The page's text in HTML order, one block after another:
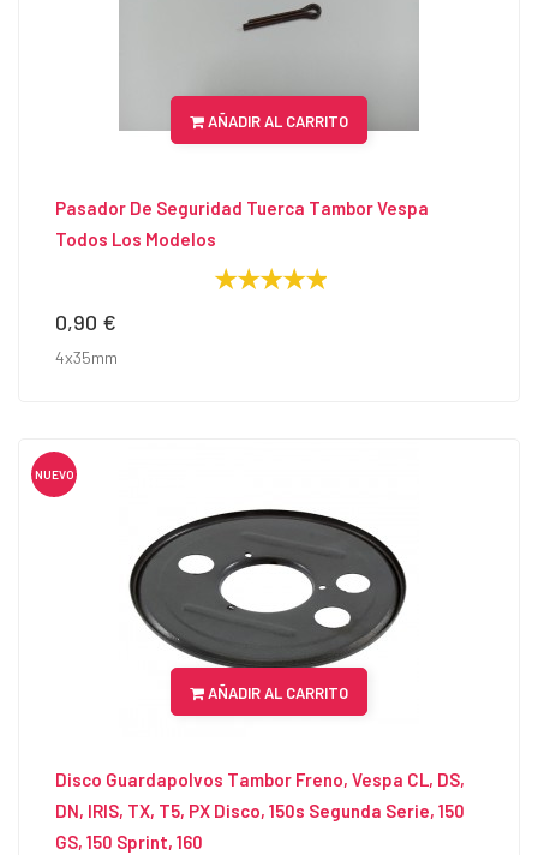
AÑADIR AL CARRITO
Pasador De Seguridad Tuerca Tambor Vespa
Todos Los Modelos
Precio
0,90 €
4x35mm
NUEVO
AÑADIR AL CARRITO
Disco Guardapolvos Tambor Freno, Vespa CL, DS,
DN, IRIS, TX, T5, PX Disco, 150s Segunda Serie, 150
GS, 150 Sprint, 160